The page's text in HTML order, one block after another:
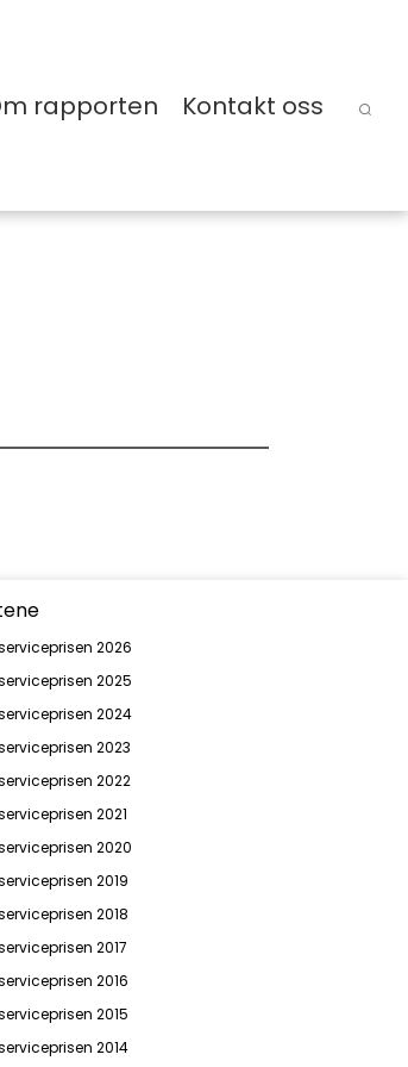
rapporten Kontakt oss
2026
2025
2024
2023
2022
2021
2020
2019
2018
2017
2016
2015
2014